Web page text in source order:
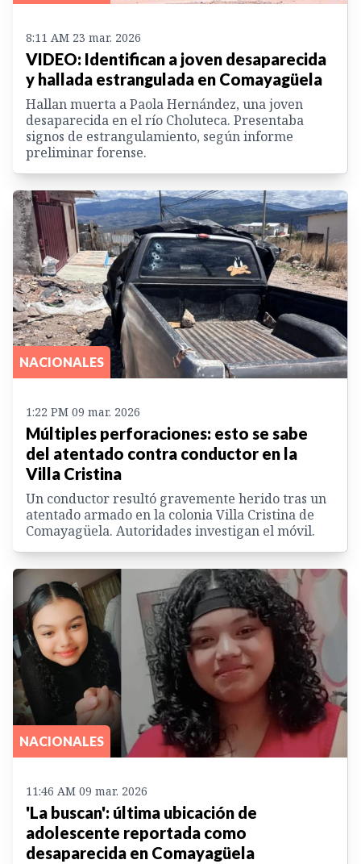
8:11 AM 23 mar. 2026
VIDEO: Identifican a joven desaparecida
y hallada estrangulada en Comayagüela
Hallan muerta a Paola Hernández, una joven
desaparecida en el río Choluteca. Presentaba
signos de estrangulamiento, según informe
preliminar forense.
NACIONALES
1:22 PM 09 mar. 2026
Múltiples perforaciones: esto se sabe
del atentado contra conductor en la
Villa Cristina
Un conductor resultó gravemente herido tras un
atentado armado en la colonia Villa Cristina de
Comayagüela. Autoridades investigan el móvil.
NACIONALES
11:46 AM 09 mar. 2026
'La buscan': última ubicación de
adolescente reportada como
desaparecida en Comayagüela